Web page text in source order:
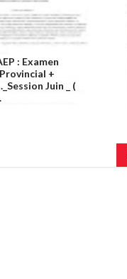
: Examen
+
Juin _ (